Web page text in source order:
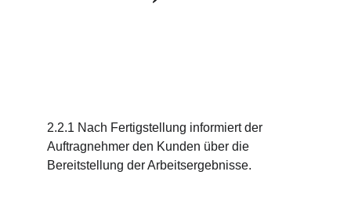
2.2.1 Nach Fertigstellung informiert der
Auftragnehmer den Kunden über die
Bereitstellung der Arbeitsergebnisse.